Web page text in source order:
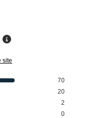
site
70
20
2
0